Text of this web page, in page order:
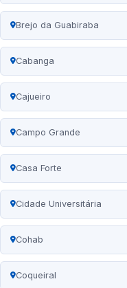
Brejo da Guabiraba
Cabanga
Cajueiro
Campo Grande
Casa Forte
Cidade Universitária
Cohab
Coqueiral